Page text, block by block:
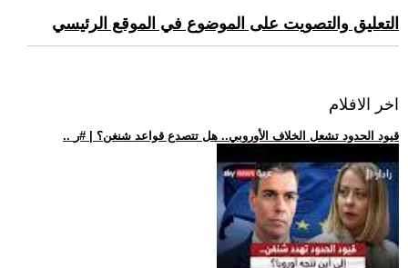
التعليق والتصويت على الموضوع في الموقع الرئيسي
اخر الافلام
.. قيود الحدود تشعل الخلاف الأوروبي.. هل تتصدع قواعد شنغن؟ | #ر